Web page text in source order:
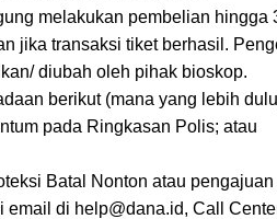
melakukan pembelian hingga
jika transaksi tiket berhasil.
diubah oleh pihak bioskop.
berikut (mana yang lebih
pada Ringkasan Polis; atau
Batal Nonton atau
di help@dana.id, Call